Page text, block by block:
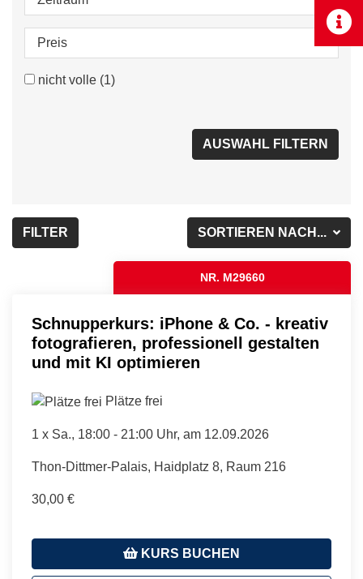
Preis
nicht volle (1)
SORTIEREN NACH...
FILTER
NR. M29660
Schnupperkurs: iPhone & Co. - kreativ
fotografieren, professionell gestalten
und mit KI optimieren
Plätze frei
1 x Sa., 18:00 - 21:00 Uhr, am 12.09.2026
Thon-Dittmer-Palais, Haidplatz 8, Raum 216
30,00 €
KURS BUCHEN